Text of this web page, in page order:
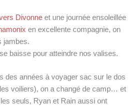
Divonne et une journée ensoleillée
en excellente compagnie, on
jambes.
baisse pour atteindre nos valises.
des années à voyager sac sur le dos
voiliers), on a changé de camp… et
les seuls, Ryan et Rain aussi ont